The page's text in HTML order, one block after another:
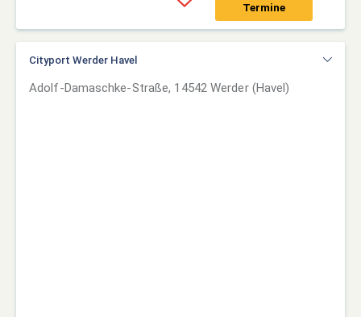
Termine
Cityport Werder Havel
Adolf-Damaschke-Straße, 14542 Werder (Havel)